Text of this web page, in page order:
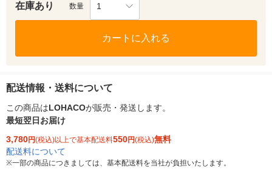
在庫あり 数量 1
カートに入れる
配送情報・送料について
この商品はLOHACOが販売・発送します。
最短翌日お届け
3,780円(税込)以上で基本配送料550円(税込)無料
配送料について
※一部の商品につきましては、基本配送料を当社が負担いたします。